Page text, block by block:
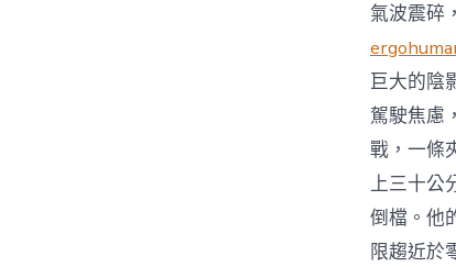
氣波震碎
巨大的陰
駕駛焦慮
戰，一條
上三十公
倒檔。他
限趨近於